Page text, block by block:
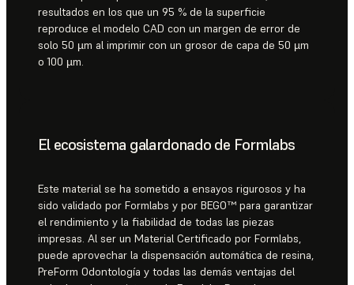
resultados en los que un 95 % de la superficie
reproduce el modelo CAD con un margen de error de
solo 50 µm al imprimir con un grosor de capa de 50 µm
o 100 µm.
El ecosistema galardonado de Formlabs
Este material se ha sometido a ensayos rigurosos y ha
sido validado por Formlabs y por BEGO™ para garantizar
el rendimiento y la fiabilidad de todas las piezas
impresas. Al ser un Material Certificado por Formlabs,
puede aprovechar la dispensación automática de resina,
PreForm Odontología y todas las demás ventajas del